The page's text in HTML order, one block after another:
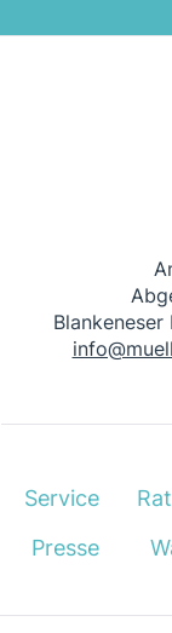
Service
Presse